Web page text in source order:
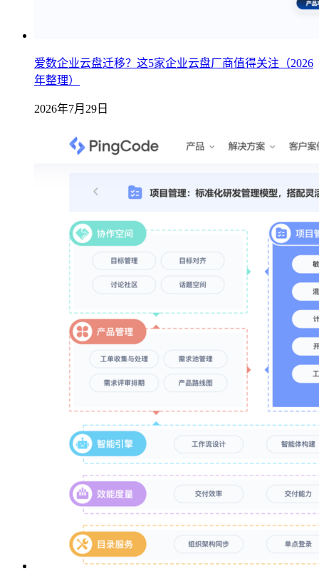
爱数企业云盘迁移？这5家企业云盘厂商值得关注（2026
年整理）
2026年7月29日